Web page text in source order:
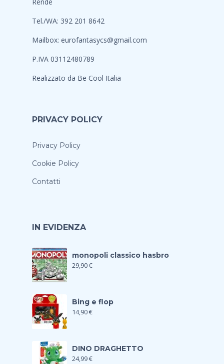
Tel./WA: 392 201 8642
Mailbox: eurofantasycs@gmail.com
P.IVA 03112480789
Realizzato da Be Cool Italia
PRIVACY POLICY
Privacy Policy
Cookie Policy
Contatti
IN EVIDENZA
monopoli classico hasbro
29,90€
Bing e flop
14,90€
DINO DRAGHETTO
24,99€